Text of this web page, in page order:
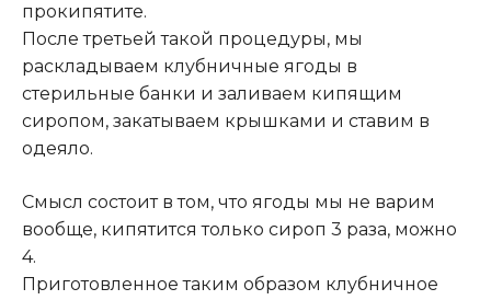
прокипятите.
После третьей такой процедуры, мы
раскладываем клубничные ягоды в
стерильные банки и заливаем кипящим
сиропом, закатываем крышками и ставим в
одеяло.
Смысл состоит в том, что ягоды мы не варим
вообще, кипятится только сироп 3 раза, можно
4.
Приготовленное таким образом клубничное